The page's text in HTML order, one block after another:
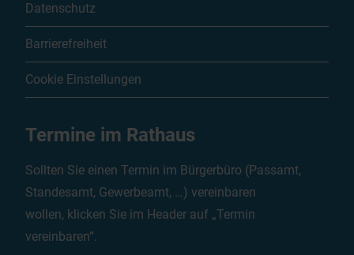
Datenschutz
Barrierefreiheit
Cookie Einstellungen
Termine im Rathaus
Sollten Sie einen Termin im Bürgerbüro (Passamt,
Standesamt, Gewerbeamt, …) vereinbaren
wollen, klicken Sie im Header auf „Termin
vereinbaren“.